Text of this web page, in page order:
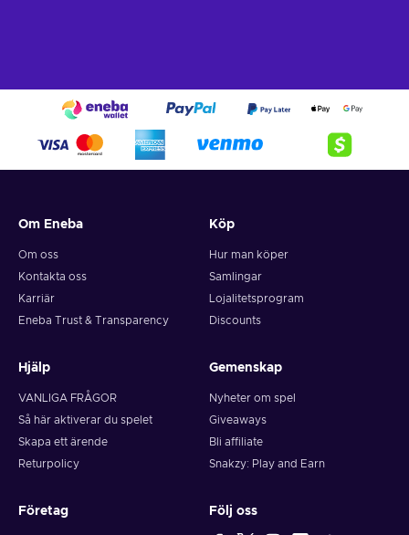
Om Eneba
Om oss
Kontakta oss
Karriär
Eneba Trust & Transparency
Köp
Hur man köper
Samlingar
Lojalitetsprogram
Discounts
Hjälp
VANLIGA FRÅGOR
Så här aktiverar du spelet
Skapa ett ärende
Returpolicy
Gemenskap
Nyheter om spel
Giveaways
Bli affiliate
Snakzy: Play and Earn
Företag Följ oss